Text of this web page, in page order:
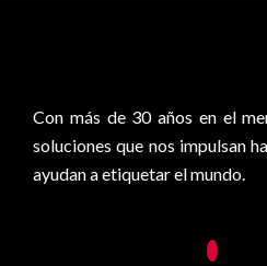
Con más de 30 años en el
soluciones que nos impulsan
ayudan a etiquetar el mundo.